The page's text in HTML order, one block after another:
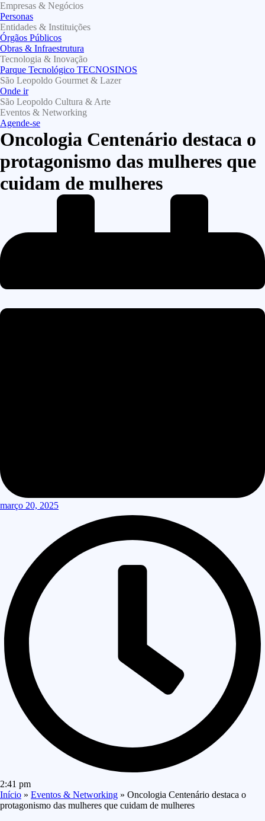
Empresas & Negócios
Personas
Entidades & Instituições
Órgãos Públicos
Obras & Infraestrutura
Tecnologia & Inovação
Parque Tecnológico TECNOSINOS
São Leopoldo Gourmet & Lazer
Onde ir
São Leopoldo Cultura & Arte
Eventos & Networking
Agende-se
Oncologia Centenário destaca o
protagonismo das mulheres que
cuidam de mulheres
março 20, 2025
2:41 pm
Início » Eventos & Networking » Oncologia Centenário destaca o
protagonismo das mulheres que cuidam de mulheres